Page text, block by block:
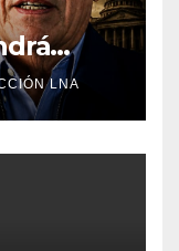
LNA